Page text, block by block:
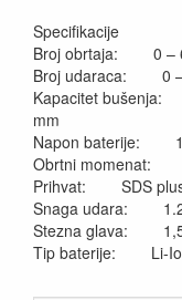
Specifikacije
Broj obrtaja: 0 –
Broj udaraca: 0 –
Kapacitet bušenja:
mm
Napon baterije:
Obrtni momenat:
Prihvat: SDS
Snaga udara:
Stezna glava: 1,5
Tip baterije: Li-